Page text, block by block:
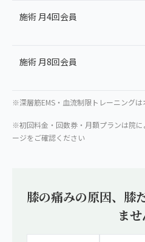
施術 月4回会員
施術 月8回会員
※深層筋EMS・血流制限トレーニング
※初回料金・回数券・月額プランは院
ージをご確認ください
膝の痛みの原因、膝
ま